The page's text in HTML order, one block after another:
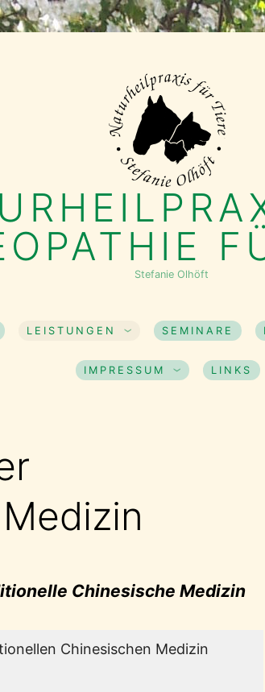
Stefanie Olhöft
LEISTUNGEN SEMINARE
IMPRESSUM LINKS
Chinesische Medizin
Chinesischen Medizin